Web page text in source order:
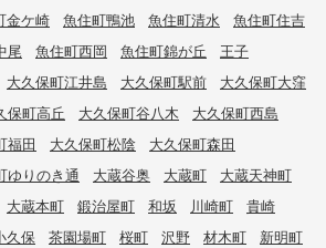
金ケ崎 魚住町鴨池 魚住町清水
魚住町住吉
尾 魚住町西岡 魚住町錦が丘
王子
大久保町江井島 大久保町駅前
大久保町大窪
保町高丘 大久保町谷八木
大久保町西島
福田 大久保町松陰
大久保町森田
ゆりのき通 大蔵谷奥 大蔵町
大蔵天神町
大蔵本町 鍛治屋町 和坂 川崎町
貴崎
久保 茶園場町 桜町 沢野 材木町
新明町